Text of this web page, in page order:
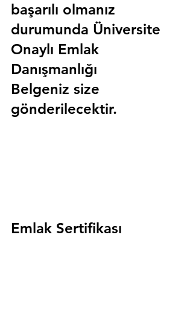
başarılı olmanız
durumunda Üniversite
Onaylı Emlak
Danışmanlığı
Belgeniz size
gönderilecektir.
Emlak Sertifikası